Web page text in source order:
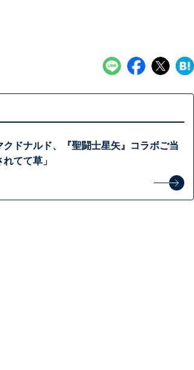
クドナルド、『聖闘士星矢』コラボご当
てて草」